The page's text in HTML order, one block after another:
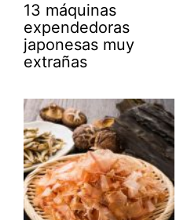
13 máquinas
expendedoras
japonesas muy
extrañas